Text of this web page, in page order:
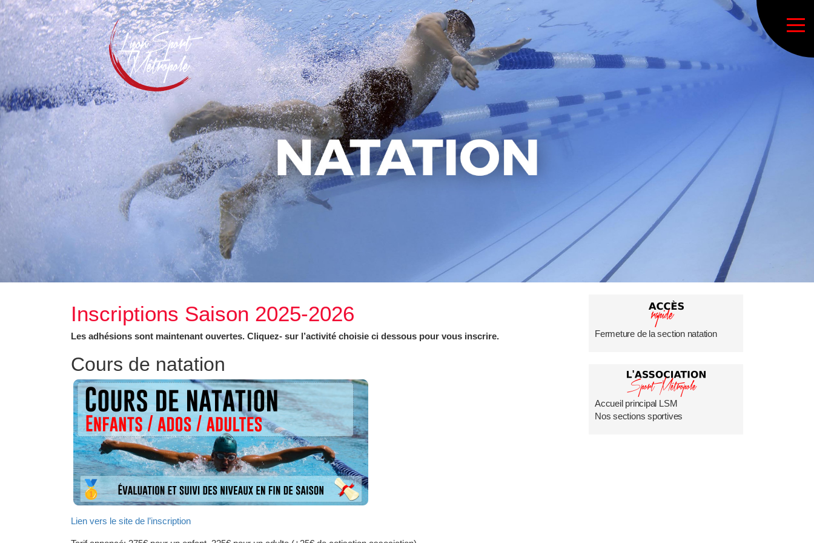
Fermeture de la section natation
Accueil principal LSM
Nos sections sportives
Inscriptions Saison 2025-2026
Les adhésions sont maintenant ouvertes. Cliquez- sur l’activité choisie ci dessous pour vous inscrire.
Cours de natation
Lien vers le site de l’inscription
Fermeture de la section natation
Accueil principal LSM
Nos sections sportives